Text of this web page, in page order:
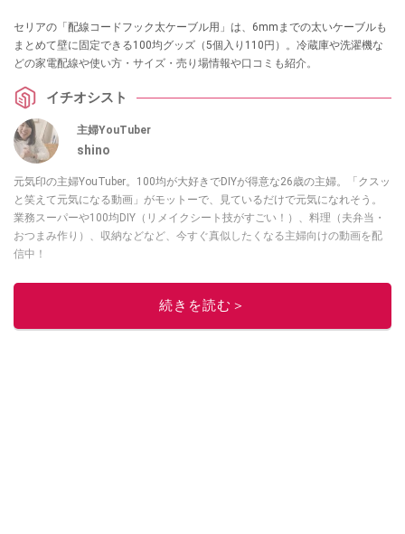
セリアの「配線コードフック太ケーブル用」は、6mmまでの太いケーブルも
まとめて壁に固定できる100均グッズ（5個入り110円）。冷蔵庫や洗濯機な
どの家電配線や使い方・サイズ・売り場情報や口コミも紹介。
イチオシスト
主婦YouTuber
shino
元気印の主婦YouTuber。100均が大好きでDIYが得意な26歳の主婦。「クスッ
と笑えて元気になる動画」がモットーで、見ているだけで元気になれそう。
業務スーパーや100均DIY（リメイクシート技がすごい！）、料理（夫弁当・
おつまみ作り）、収納などなど、今すぐ真似したくなる主婦向けの動画を配
信中！
このイチオシストの他の記事を読む
続きを読む＞